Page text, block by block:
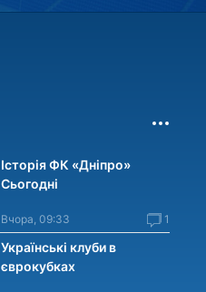
Історія ФК «Дніпро»
Сьогодні
Вчора, 09:33 1
Українські клуби в
єврокубках